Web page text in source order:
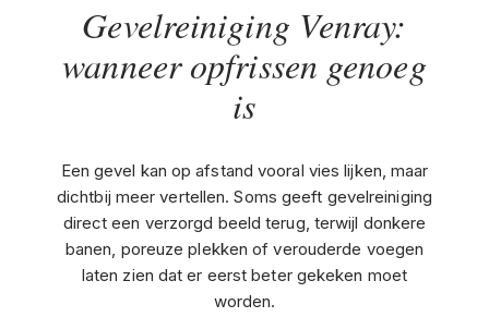
Gevelreiniging Venray:
wanneer opfrissen genoeg
is
Een gevel kan op afstand vooral vies lijken, maar
dichtbij meer vertellen. Soms geeft gevelreiniging
direct een verzorgd beeld terug, terwijl donkere
banen, poreuze plekken of verouderde voegen
laten zien dat er eerst beter gekeken moet
worden.